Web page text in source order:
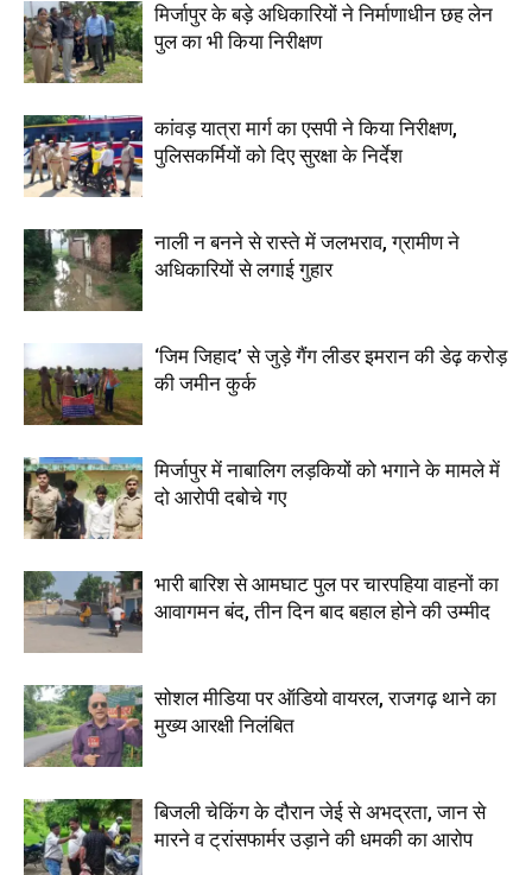
मिर्जापुर के बड़े अधिकारियों ने निर्माणाधीन छह लेन
पुल का भी किया निरीक्षण
कांवड़ यात्रा मार्ग का एसपी ने किया निरीक्षण,
पुलिसकर्मियों को दिए सुरक्षा के निर्देश
नाली न बनने से रास्ते में जलभराव, ग्रामीण ने
अधिकारियों से लगाई गुहार
‘जिम जिहाद’ से जुड़े गैंग लीडर इमरान की डेढ़ करोड़
की जमीन कुर्क
मिर्जापुर में नाबालिग लड़कियों को भगाने के मामले में
दो आरोपी दबोचे गए
भारी बारिश से आमघाट पुल पर चारपहिया वाहनों का
आवागमन बंद, तीन दिन बाद बहाल होने की उम्मीद
सोशल मीडिया पर ऑडियो वायरल, राजगढ़ थाने का
मुख्य आरक्षी निलंबित
बिजली चेकिंग के दौरान जेई से अभद्रता, जान से
मारने व ट्रांसफार्मर उड़ाने की धमकी का आरोप